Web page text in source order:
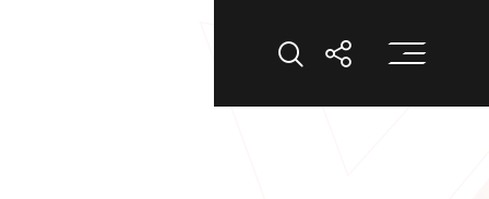
打開搜索打開分享打